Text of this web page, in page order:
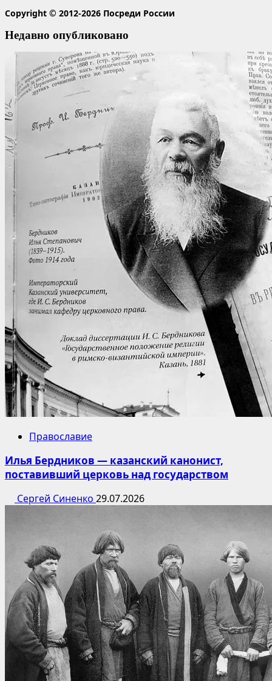
Copyright © 2012-2026 Посреди России
Недавно опубликовано
Православие
Илья Бердников — казанский канонист,
поставивший церковь над государством
Сергей Синенко 29.07.2026